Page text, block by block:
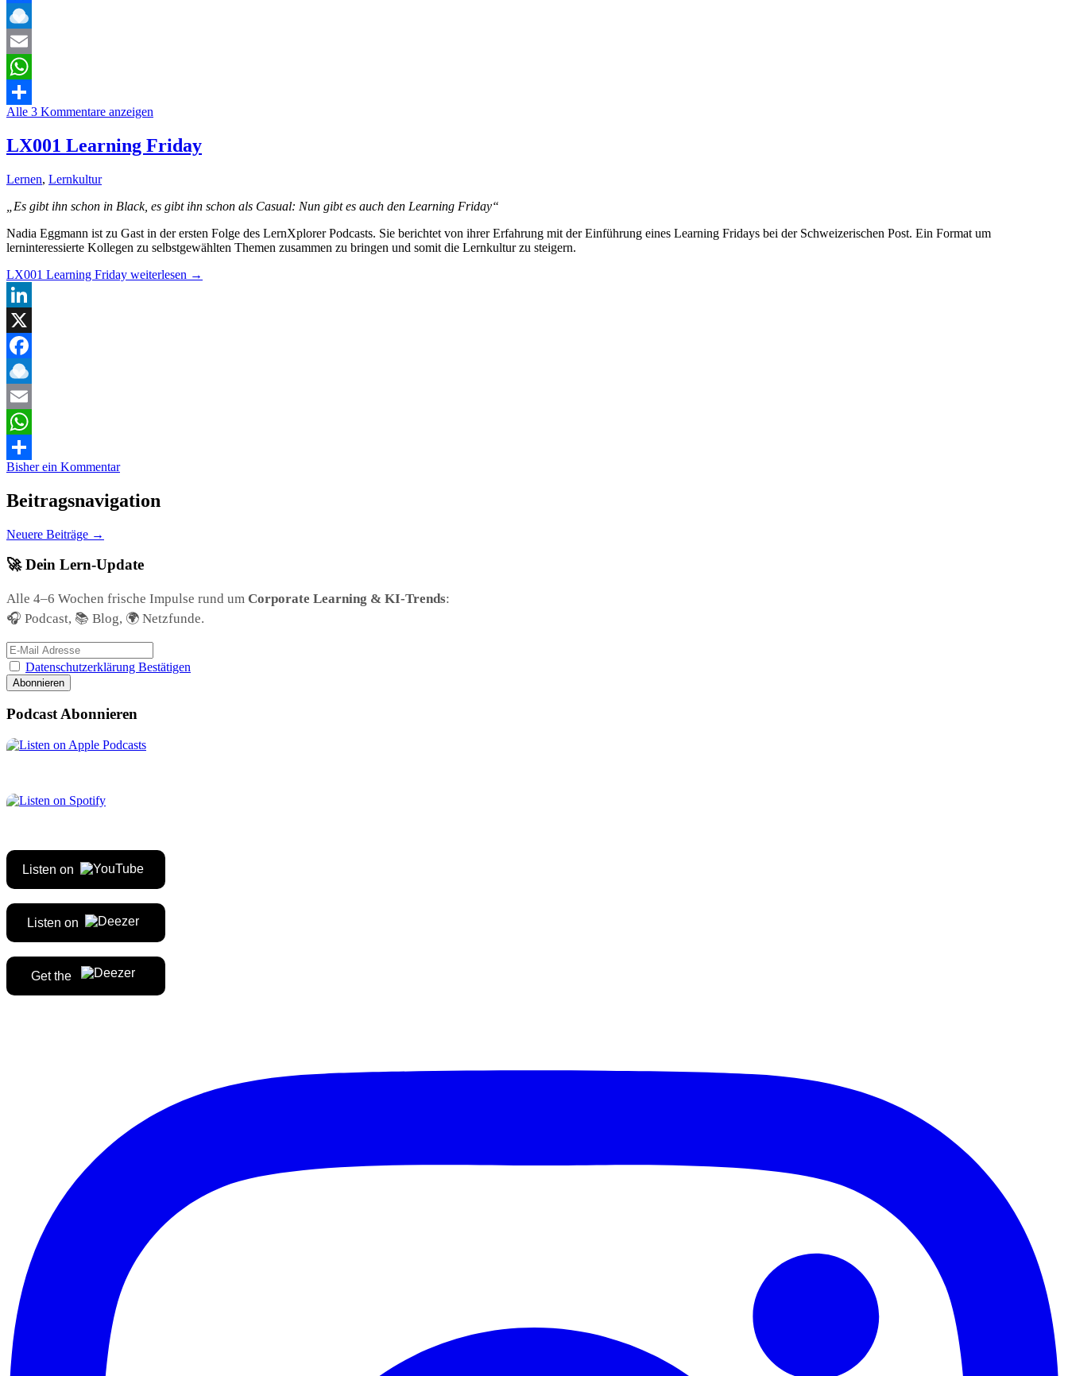
Facebook
Raindrop.io
Email
WhatsApp
Teilen
Alle 3 Kommentare anzeigen
LX001 Learning Friday
Lernen, Lernkultur
„Es gibt ihn schon in Black, es gibt ihn schon als Casual: Nun gibt es auch den Learning Friday“
Nadia Eggmann ist zu Gast in der ersten Folge des LernXplorer Podcasts. Sie berichtet von ihrer Erfahrung mit der Einführung eines Learning Fridays bei der Schweizerischen Post. Ein Format um
lerninteressierte Kollegen zu selbstgewählten Themen zusammen zu bringen und somit die Lernkultur zu steigern.
LX001 Learning Friday weiterlesen →
LinkedIn
X
Facebook
Raindrop.io
Email
WhatsApp
Teilen
Bisher ein Kommentar
Beitragsnavigation
Neuere Beiträge →
🚀 Dein Lern-Update
Alle 4–6 Wochen frische Impulse rund um Corporate Learning & KI-Trends:
🎧 Podcast, 📚 Blog, 🌍 Netzfunde.
Datenschutzerklärung Bestätigen
Podcast Abonnieren
Listen on
Listen on
Get the